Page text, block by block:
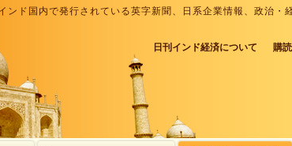
ンド国内で発行されている英字新聞、日系企業情報、政治
日刊インド経済について 購